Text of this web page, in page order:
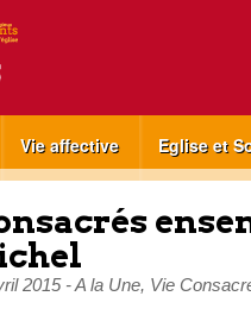
Vie affective Eglise et
2015-A la Une, Vie